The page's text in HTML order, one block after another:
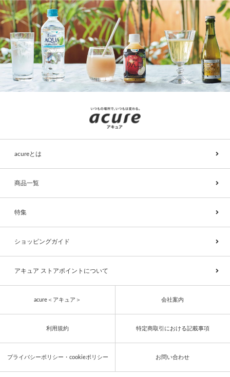
acureとは
商品一覧
特集
ショッピングガイド
アキュア ストアポイントについて
acure＜アキュア＞ 会社案内
利用規約 特定商取引における記載事項
プライバシーポリシー・cookieポリシー お問い合わせ